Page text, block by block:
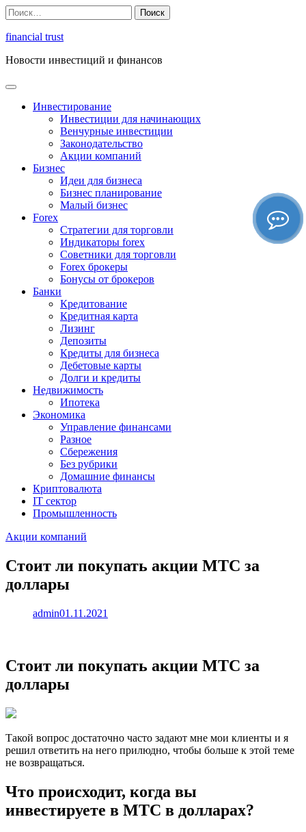
Перейти
к
содержимому
Найти:
financial trust
Новости инвестиций и финансов
Инвестирование
Инвестиции для начинающих
Венчурные инвестиции
Законодательство
Акции компаний
Бизнес
Идеи для бизнеса
Бизнес планирование
Малый бизнес
Forex
Стратегии для торговли
Индикаторы forex
Советники для торговли
Forex брокеры
Бонусы от брокеров
Банки
Кредитование
Кредитная карта
Лизинг
Депозиты
Кредиты для бизнеса
Дебетовые карты
Долги и кредиты
Недвижимость
Ипотека
Экономика
Управление финансами
Разное
Сбережения
Без рубрики
Домашние финансы
Криптовалюта
IT сектор
Промышленность
Акции компаний
Стоит ли покупать акции МТС за
доллары
admin01.11.2021
Стоит ли покупать акции МТС за
доллары
Такой вопрос достаточно часто задают мне мои клиенты и я
решил ответить на него прилюдно, чтобы больше к этой теме
не возвращаться.
Что происходит, когда вы
инвестируете в МТС в долларах?